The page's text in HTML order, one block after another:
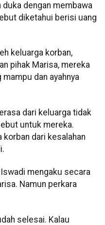
dengan membawa
diketahui berisi uang
keluarga korban,
pihak Marisa, mereka
dan ayahnya
dari keluarga tidak
untuk mereka.
korban dari kesalahan
mengaku secara
Namun perkara
selesai. Kalau